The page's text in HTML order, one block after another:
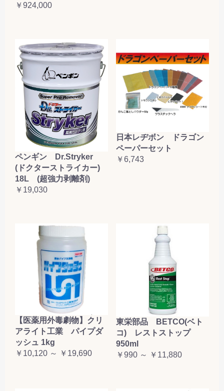
￥924,000
ペンギン Dr.Stryker
(ドクターストライカー)
18L (超強力剥離剤)
￥19,030
日本レヂボン ドラゴン
ペーパーセット
￥6,743
【医薬用外毒劇物】クリ
アライト工業 パイプダ
ッシュ 1kg
￥10,120 ～ ￥19,690
東栄部品 BETCO(ベト
コ) レストストップ
950ml
￥990 ～ ￥11,880